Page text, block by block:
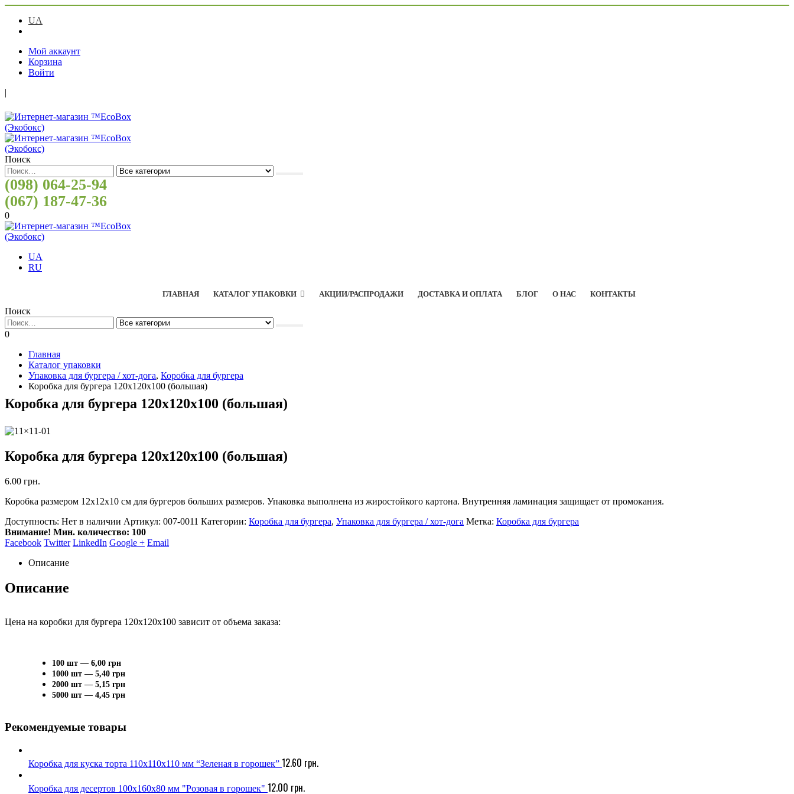
UA
Мой аккаунт
Корзина
Войти
|
Поиск
(098) 064-25-94
(067) 187-47-36
0
UA
RU
ГЛАВНАЯ КАТАЛОГ УПАКОВКИ АКЦИИ/РАСПРОДАЖИ ДОСТАВКА И ОПЛАТА БЛОГ О НАС КОНТАКТЫ
Поиск
0
Главная
Каталог упаковки
Упаковка для бургера / хот-дога, Коробка для бургера
Коробка для бургера 120х120х100 (большая)
Коробка для бургера 120х120х100 (большая)
Коробка для бургера 120х120х100 (большая)
6.00 грн.
Коробка размером 12x12x10 см для бургеров больших размеров. Упаковка выполнена из жиростойкого картона. Внутренняя ламинация защищает от промокания.
Доступность: Нет в наличии Артикул: 007-0011 Категории: Коробка для бургера, Упаковка для бургера / хот-дога Метка: Коробка для бургера
Внимание! Мин. количество: 100
Facebook Twitter LinkedIn Google + Email
Описание
Описание
Цена на коробки для бургера 120х120х100 зависит от объема заказа:
100 шт — 6,00 грн
1000 шт — 5,40 грн
2000 шт — 5,15 грн
5000 шт — 4,45 грн
Рекомендуемые товары
Коробка для куска торта 110х110х110 мм “Зеленая в горошек” 12.60 грн.
Коробка для десертов 100х160х80 мм "Розовая в горошек" 12.00 грн.